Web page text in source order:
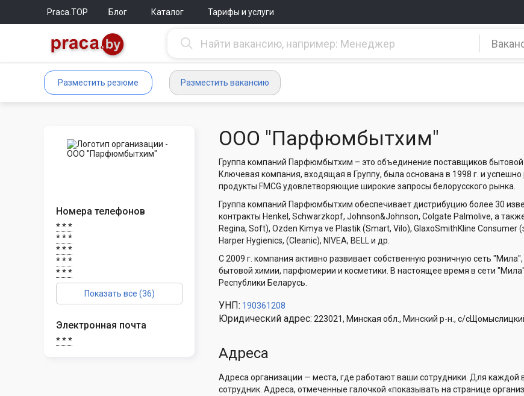
Praca.TOP Блог Каталог Тарифы и услуги
Разместить резюме Разместить вакансию
Номера телефонов
* * *
* * *
* * *
* * *
* * *
Показать все (36)
Электронная почта
* * *
ООО "Парфюмбытхим"
Группа компаний Парфюмбытхим – это объединение поставщиков
Ключевая компания, входящая в Группу, была основана в 1998 г. и
продукты FMCG удовлетворяющие широкие запросы белорусского рынка.
Группа компаний Парфюмбытхим обеспечивает дистрибуцию более 30
контракты Henkel, Schwarzkopf, Johnson&Johnson, Colgate Palmolive, а
Regina, Soft), Ozden Kimya ve Plastik (Smart, Vilo), GlaxoSmithKline Consumer
Harper Hygienics, (Cleanic), NIVEA, BELL и др.
C 2009 г. компания активно развивает собственную розничную сеть
бытовой химии, парфюмерии и косметики. В настоящее время в сети
Республики Беларусь.
УНП: 190361208
Юридический адрес: 223021, Минская обл., Минский р-н., с/
Адреса
Адреса организации — места, где работают ваши сотрудники. Для каждой
сотрудник. Адреса, отмеченные галочкой «показывать на странице